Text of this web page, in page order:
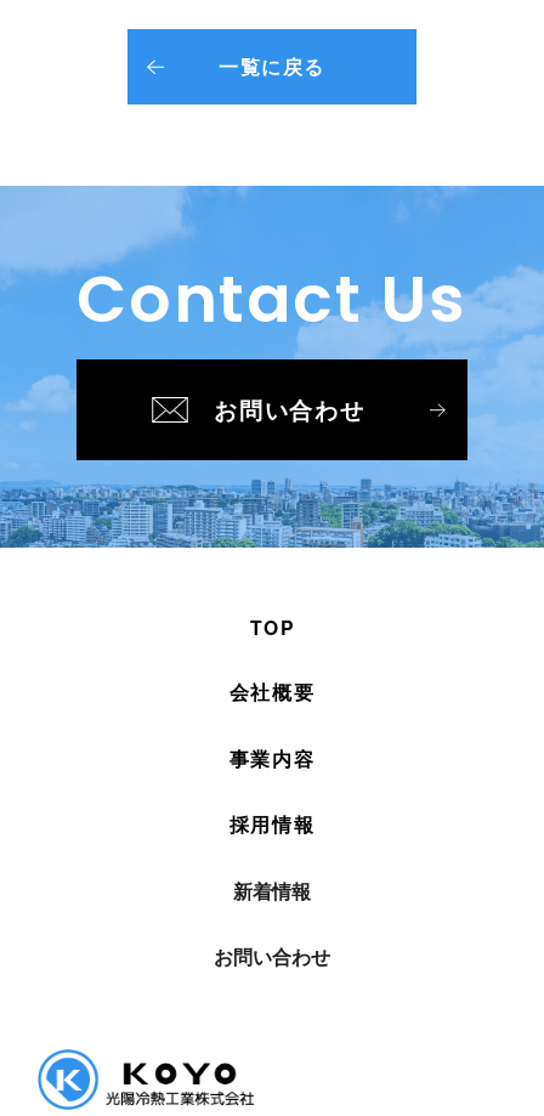
一覧に戻る
Contact Us
お問い合わせ
TOP
会社概要
事業内容
採用情報
新着情報
お問い合わせ